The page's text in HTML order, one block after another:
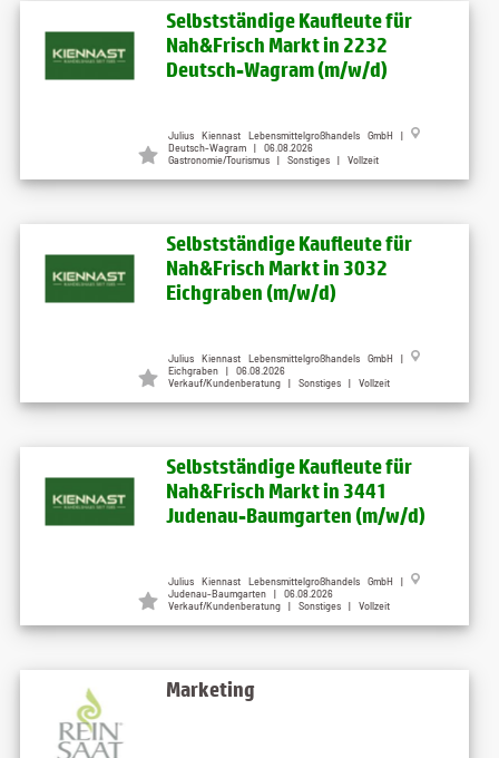
Selbstständige Kaufleute für
Nah&Frisch Markt in 2232
Deutsch-Wagram (m/w/d)
Julius Kiennast Lebensmittelgroßhandels GmbH |
Deutsch-Wagram | 06.08.2026
Gastronomie/Tourismus | Sonstiges | Vollzeit
Selbstständige Kaufleute für
Nah&Frisch Markt in 3032
Eichgraben (m/w/d)
Julius Kiennast Lebensmittelgroßhandels GmbH |
Eichgraben | 06.08.2026
Verkauf/Kundenberatung | Sonstiges | Vollzeit
Selbstständige Kaufleute für
Nah&Frisch Markt in 3441
Judenau-Baumgarten (m/w/d)
Julius Kiennast Lebensmittelgroßhandels GmbH |
Judenau-Baumgarten | 06.08.2026
Verkauf/Kundenberatung | Sonstiges | Vollzeit
Marketing